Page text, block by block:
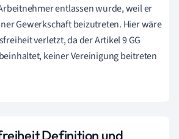
entlassen wurde, weil er
Gewerkschaft beizutreten. Hier wäre
verletzt, da der Artikel 9 GG
keiner Vereinigung beitreten
Definition und